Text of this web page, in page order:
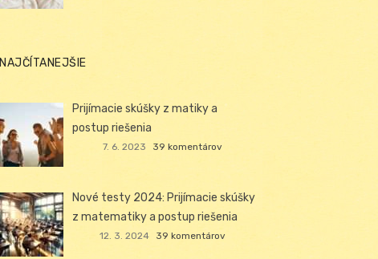
NAJČÍTANEJŠIE
Prijímacie skúšky z matiky a
postup riešenia
7. 6. 2023 39 komentárov
Nové testy 2024: Prijímacie skúšky
z matematiky a postup riešenia
12. 3. 2024 39 komentárov